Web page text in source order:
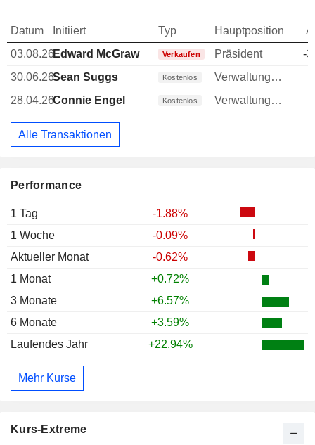
Performance
1 Tag
-1.88%
1 Woche
-0.09%
Aktueller Monat
-0.62%
1 Monat
+0.72%
3 Monate
+6.57%
6 Monate
+3.59%
Laufendes Jahr
+22.94%
Mehr Kurse
Kurs-Extreme
Datum Initiiert Typ Hauptposition
03.08.26Edward McGraw Verkaufen Präsident
-
30.06.26Sean Suggs Kostenlos
Verwaltungsratsmitglied
28.04.26Connie Engel Kostenlos Verwaltungsratsmitglied
Alle Transaktionen